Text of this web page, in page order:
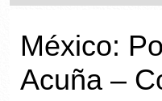
México:
Acuña –